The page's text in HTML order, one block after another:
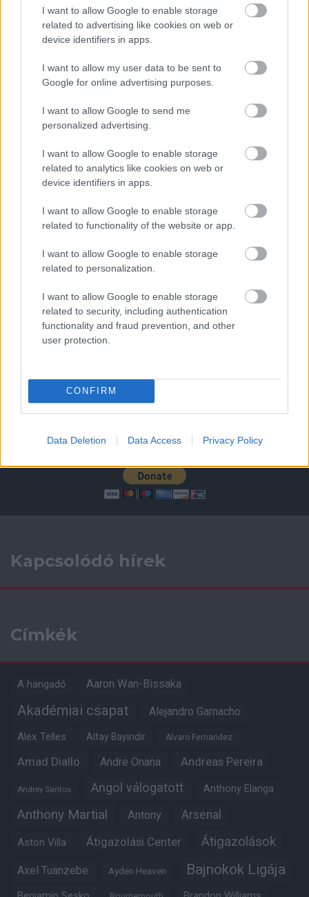
I want to allow Google to enable storage
related to advertising like cookies on web or
device identifiers in apps.
I want to allow my user data to be sent to
Google for online advertising purposes.
I want to allow Google to send me
personalized advertising.
I want to allow Google to enable storage
related to analytics like cookies on web or
device identifiers in apps.
I want to allow Google to enable storage
related to functionality of the website or app.
I want to allow Google to enable storage
related to personalization.
I want to allow Google to enable storage
related to security, including authentication
functionality and fraud prevention, and other
user protection.
CONFIRM
Data Deletion Data Access Privacy Policy
Meccs Center
Manchester United
Felkészülési szezon 4. mérkőzés
2026-08-08 17:00
AC MilanvsManchester United2026-08-15 18:00
ELŐZŐ MÉRKŐZÉSEK
Támogatás
Támogasd adományoddal
Kapcsolódó hírek
Címkék
A hangadó Aaron Wan-Bissaka
Akadémiai csapat Alejandro Garnacho
Alex Telles Altay Bayindir Alvaro Fernandez
Amad Diallo Andre Onana Andreas Pereira
Andrey Santos Angol válogatott Anthony Elanga
Anthony Martial Antony Arsenal
Aston Villa Átigazolási Center Átigazolások
Axel Tuanzebe Ayden Heaven Bajnokok Ligája